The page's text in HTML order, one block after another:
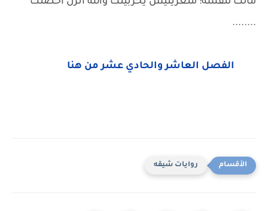
........
الفصل العاشر والحادي عشر من هنا
روايات شيقه